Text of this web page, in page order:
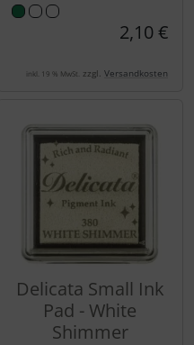
2,10 €
inkl. 19 % MwSt. zzgl. Versandkosten
Delicata Small Ink
Pad - White
Shimmer